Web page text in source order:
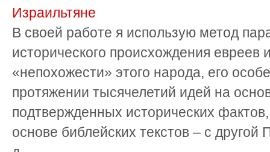
Израильтяне
В своей работе я использую метод
исторического происхождения евреев
«непохожести» этого народа, его
протяжении тысячелетий идей на
подтвержденных исторических
основе библейских текстов – с другой